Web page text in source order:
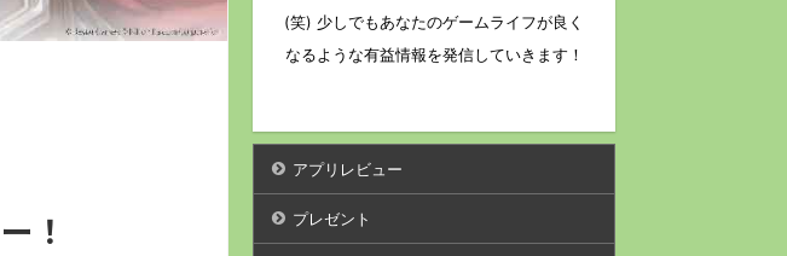
！
(笑) 少しでもあなたのゲームライフが良く
なるような有益情報を発信していきます！
アプリレビュー
プレゼント